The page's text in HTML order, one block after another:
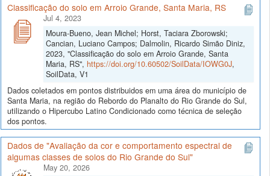
Classificação do solo em Arroio Grande, Santa Maria, RS
Jul 4, 2023
Moura-Bueno, Jean Michel; Horst, Taciara Zborowski;
Cancian, Luciano Campos; Dalmolin, Ricardo Simão Diniz,
2023, "Classificação do solo em Arroio Grande, Santa
Maria, RS", https://doi.org/10.60502/SoilData/IOWG0J,
SoilData, V1
Dados coletados em pontos distribuidos em uma área do município de
Santa Maria, na região do Rebordo do Planalto do Rio Grande do Sul,
utilizando o Hipercubo Latino Condicionado como técnica de seleção
dos pontos.
Dados de "Avaliação da cor e comportamento espectral de
algumas classes de solos do Rio Grande do Sul"
May 20, 2026